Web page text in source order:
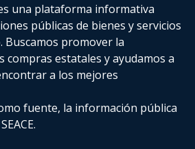
una plataforma informativa
públicas de bienes y servicios
Buscamos promover la
compras estatalesy ayudamos a
a los mejores
fuente, la información pública